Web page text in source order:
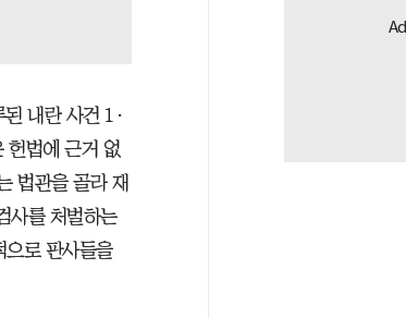
내란 사건 1·
헌법에 근거 없
법관을 골라 재
사를 처벌하는
으로 판사들을